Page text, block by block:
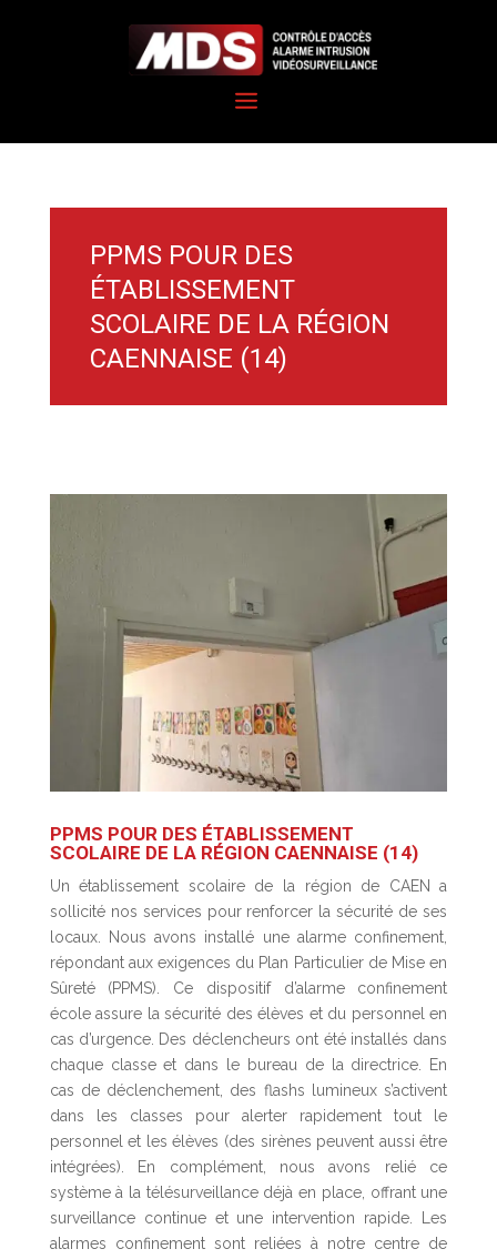
PPMS POUR DES
ÉTABLISSEMENT
SCOLAIRE DE LA RÉGION
CAENNAISE (14)
PPMS POUR DES ÉTABLISSEMENT
SCOLAIRE DE LA RÉGION CAENNAISE (14)
Un établissement scolaire de la région de CAEN a
sollicité nos services pour renforcer la sécurité de ses
locaux. Nous avons installé une alarme confinement,
répondant aux exigences du Plan Particulier de Mise en
Sûreté (PPMS). Ce dispositif d’alarme confinement
école assure la sécurité des élèves et du personnel en
cas d’urgence. Des déclencheurs ont été installés dans
chaque classe et dans le bureau de la directrice. En
cas de déclenchement, des flashs lumineux s’activent
dans les classes pour alerter rapidement tout le
personnel et les élèves (des sirènes peuvent aussi être
intégrées). En complément, nous avons relié ce
système à la télésurveillance déjà en place, offrant une
surveillance continue et une intervention rapide. Les
alarmes confinement sont reliées à notre centre de